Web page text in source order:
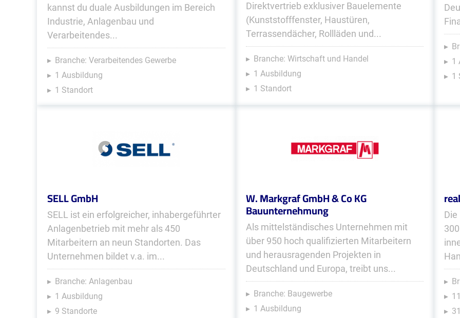
kannst du duale Ausbildungen im Bereich
Industrie, Anlagenbau und
Verarbeitendes...
Branche: Verarbeitendes Gewerbe
1 Ausbildung
1 Standort
Direktvertrieb exklusiver Bauelemente
(Kunststofffenster, Haustüren,
Terrassendächer, Rollläden und...
Branche: Wirtschaft und Handel
1 Ausbildung
1 Standort
1
1
SELL GmbH
SELL ist ein erfolgreicher, inhabergeführter
Anlagenbetrieb mit mehr als 450
Mitarbeitern an neun Standorten. Das
Unternehmen bildet v.a. im...
Branche: Anlagenbau
1 Ausbildung
9 Standorte
W. Markgraf GmbH & Co KG
Bauunternehmung
Als mittelständisches Unternehmen mit
über 950 hoch qualifizierten Mitarbeitern
und herausragenden Projekten in
Deutschland und Europa, treibt uns...
Branche: Baugewerbe
1 Ausbildung
Die